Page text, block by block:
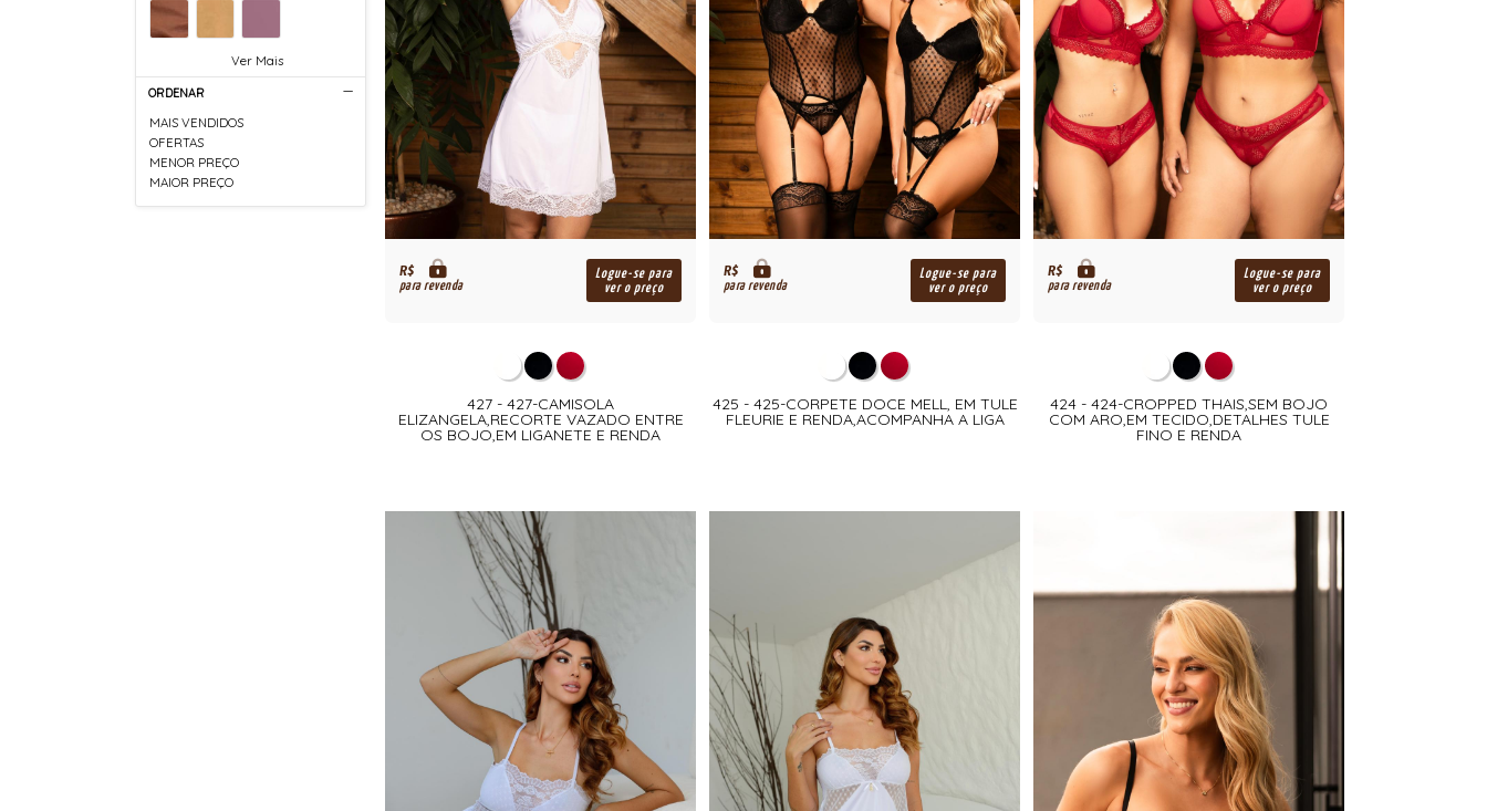
Ver Mais
ORDENAR
MAIS VENDIDOS
OFERTAS
MENOR PREÇO
MAIOR PREÇO
R$
para revenda
Logue-se para
ver o preço
427 - 427-CAMISOLA
ELIZANGELA,RECORTE VAZADO ENTRE
OS BOJO,EM LIGANETE E RENDA
R$
para revenda
Logue-se para
ver o preço
425 - 425-CORPETE DOCE MELL, EM TULE
FLEURIE E RENDA,ACOMPANHA A LIGA
R$
para revenda
Logue-se para
ver o preço
424 - 424-CROPPED THAIS,SEM BOJO
COM ARO,EM TECIDO,DETALHES TULE
FINO E RENDA